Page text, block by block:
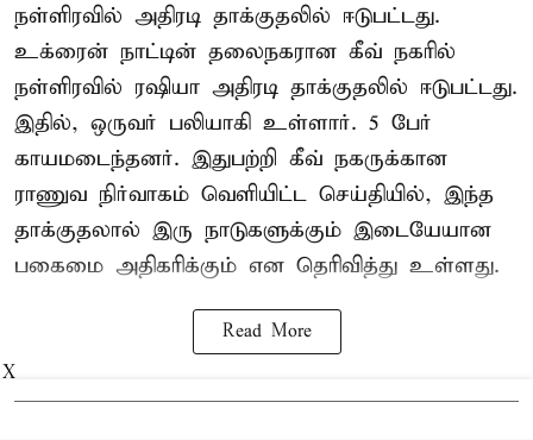
நள்ளிரவில் அதிரடி தாக்குதலில் ஈடுபட்டது.
உக்ரைன் நாட்டின் தலைநகரான கீவ் நகரில்
நள்ளிரவில் ரஷியா அதிரடி தாக்குதலில் ஈடுபட்டது.
இதில், ஒருவர் பலியாகி உள்ளார். 5 பேர்
காயமடைந்தனர். இதுபற்றி கீவ் நகருக்கான
ராணுவ நிர்வாகம் வெளியிட்ட செய்தியில், இந்த
தாக்குதலால் இரு நாடுகளுக்கும் இடையேயான
பகைமை அதிகரிக்கும் என தெரிவித்து உள்ளது.
Read More
X